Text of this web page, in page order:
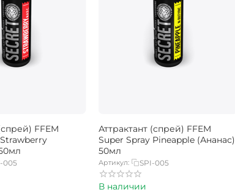
FFEM
005
Аттрактант (спрей) FFEM
Super Spray Pineapple (Ананас)
50мл
Артикул: SPI-005
В наличии